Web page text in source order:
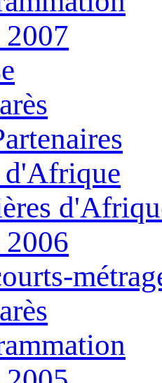
d'Afrique